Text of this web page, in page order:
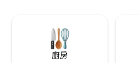
廚房